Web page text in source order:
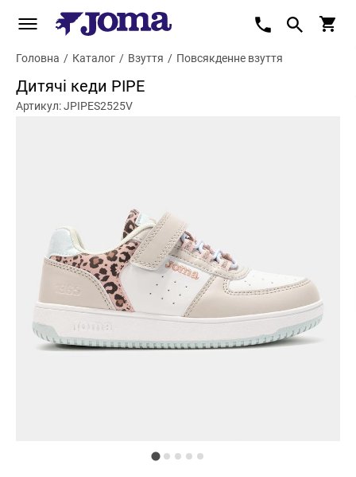
Головна / Каталог / Взуття / Повсякденне взуття
Дитячі кеди PIPE
Артикул: JPIPES2525V